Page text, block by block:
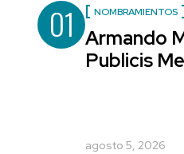
01 NOMBRAMIENTOS
Armando
Publicis
agosto 5, 2026